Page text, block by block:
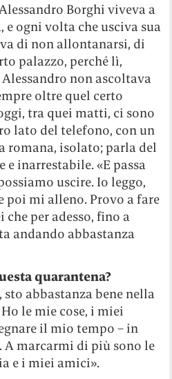
Borghi viveva a
e ogni volta che usciva sua
di non allontanarsi, di
palazzo, perché lì,
non ascoltava
oltre quel certo
tra quei matti, ci sono
lato del telefono, con un
romana, isolato; parla del
e inarrestabile. «E passa
uscire. Io leggo,
poi mi alleno. Provo a fare
per adesso, fino a
andando abbastanza
quarantena?
sto abbastanza bene nella
le mie cose, i miei
il mio tempo – in
marcarmi di più sono le
e i miei amici».